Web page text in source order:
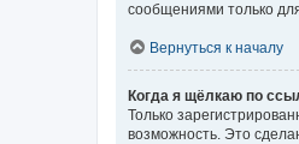
сообщениями только
Вернуться к началу
Когда я щёлкаю по
Только
возможность. Это